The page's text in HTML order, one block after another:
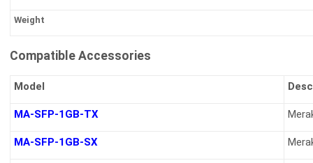
Weight
Compatible Accessories
Model
MA-SFP-1GB-TX
MA-SFP-1GB-SX